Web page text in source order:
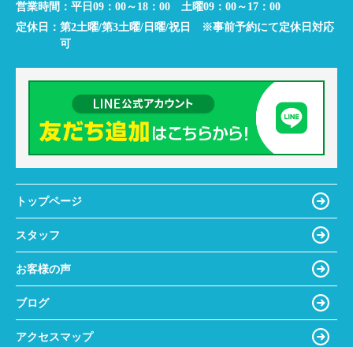
営業時間： 平日09：00～18：00 土曜09：00～17：00
定休日： 第2土曜/第3土曜/日曜/祝日 ※事前予約にて定休日対応
可
トップページ
スタッフ
お客様の声
ブログ
アクセスマップ